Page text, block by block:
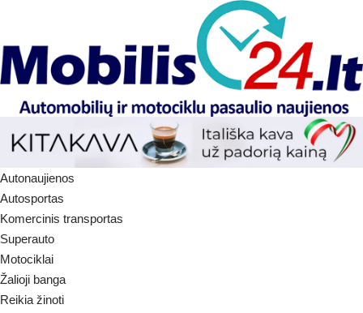
Autonaujienos
Autosportas
Komercinis transportas
Superauto
Motociklai
Žalioji banga
Reikia žinoti